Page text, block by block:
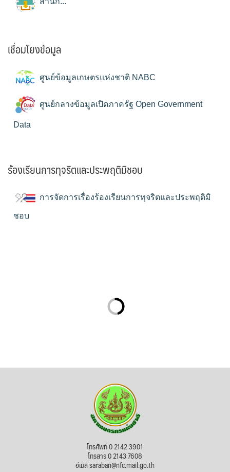
เชื่อมโยงข้อมูล
ศูนย์ข้อมูลเกษตรแห่งชาติ NABC
ศูนย์กลางข้อมูลเปิดภาครัฐ Open Government
Data
ร้องเรียนการทุจริตและประพฤติมิชอบ
การจัดการเรื่องร้องเรียนการทุจริตและประพฤติมิ
ชอบ
โทรศัพท์ 0 2142 3901
โทรสาร 0 2143 7608
อีเมล saraban@nfc.mail.go.th